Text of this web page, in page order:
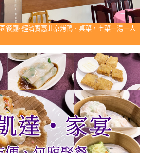
餐廳~經濟實惠北京烤鴨、桌菜，七菜一湯一人